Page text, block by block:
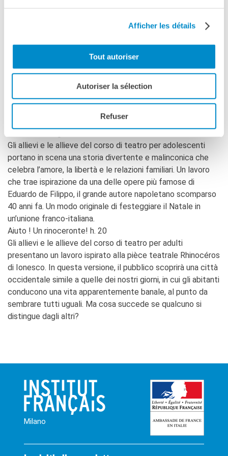
Afficher les détails
Tout autoriser
Autoriser la sélection
Refuser
Cappuccetto rosso h. 18
I bambini e le bambine del corso di teatro portano in scena
questa classica fiaba di Perrault, trasposta in una grande
città moderna dove i genitori corrono dalla mattina alla
sera, mentre i loro piccoli si recano a trovare la nonna
incontrare il lupo cattivo…..
Gli allievi e le allieve del corso di teatro per adolescenti
portano in scena una storia divertente e malinconica che
celebra l’amore, la libertà e le relazioni familiari. Un lavoro
che trae ispirazione da una delle opere più famose di
Eduardo de Filippo, il grande autore napoletano scomparso
40 anni fa. Un modo originale di festeggiare il Natale in
un’unione franco-italiana.
Aiuto ! Un rinoceronte! h. 20
Gli allievi e le allieve del corso di teatro per adulti
presentano un lavoro ispirato alla pièce teatrale Rhinocéros
di Ionesco. In questa versione, il pubblico scoprirà una città
occidentale simile a quelle dei nostri giorni, in cui gli abitanti
conducono una vita apparentemente banale, al punto da
sembrare tutti uguali. Ma cosa succede se qualcuno si
distingue dagli altri?
Milano